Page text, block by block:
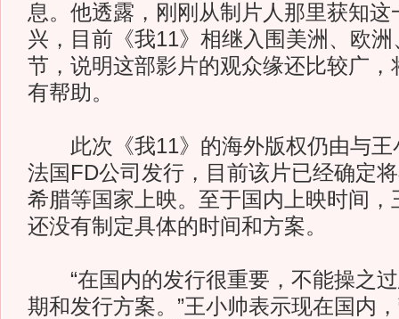
息。他透露，刚刚从制片人那里获知这
兴，目前《我11》相继入围美洲、欧
节，说明这部影片的观众缘还比较广，
有帮助。
此次《我11》的海外版权仍由与王
法国FD公司发行，目前该片已经确定
希腊等国家上映。至于国内上映时间，
还没有制定具体的时间和方案。
“在国内的发行很重要，不能操之过
期和发行方案。”王小帅表示现在国内